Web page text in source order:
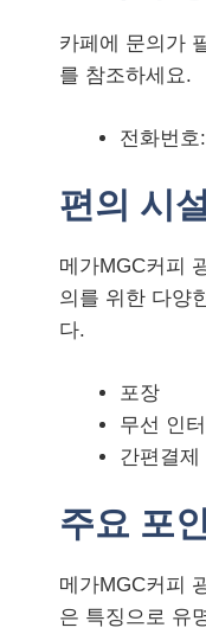
카페에 문의가
를 참조하세요.
전화번호
편의 시설
메가MGC커피
의를 위한 다양
다.
포장
무선 인
간편결제
주요 포
메가MGC커피
은 특징으로 유